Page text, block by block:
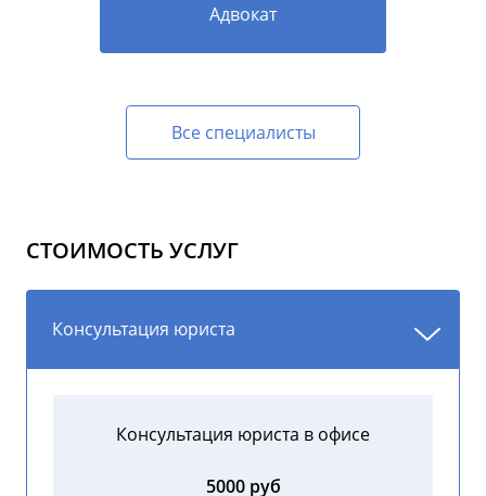
Адвокат
Все специалисты
СТОИМОСТЬ УСЛУГ
Консультация юриста
Консультация юриста в офисе
5000 руб